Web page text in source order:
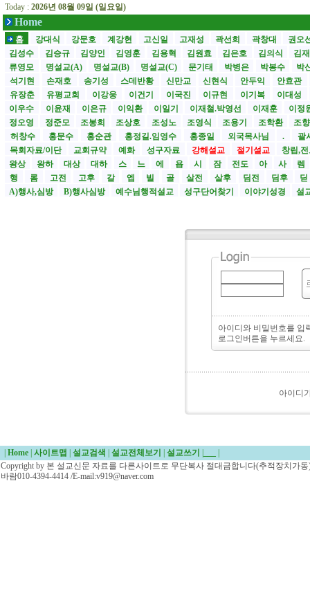
Today : 2026년 08월 09일 (일요일)
Home
홈 강대식 강문호 계강현 고신일 고재성 곽선희 곽창대
권오
김성수
김승규 김양인 김영훈 김용혁 김원효 김은호 김의식
김
류영모
명설교(A) 명설교(B) 명설교(C) 문기태 박병은 박봉수
박
석기현
손재호 송기성 스데반황 신만교 신현식 안두익
안효관
유장춘
유평교회 이강웅 이건기 이국진 이규현 이기복
이대성
이우수
이윤재 이은규 이익환 이일기 이재철.박영선 이재훈
이정
정오영
정준모 조봉희 조상호 조성노 조영식 조용기 조학환
조
허창수
홍문수 홍순관 홍정길.임영수 홍종일 외국목사님 .
괄
목회자료/이단
교회규약 예화 성구자료 강해설교 절기설교
창립,
왕상
왕하 대상 대하 스 느 에 욥 시 잠 전도 아 사
렘
행
롬 고전 고후 갈 엡 빌 골 살전 살후 딤전 딤후
딛
A)행사,심방
B)행사심방 예수님행적설교 성구단어찾기 이야기성경 설
아이디와 비밀번호를 입
로그인버튼을 누르세요.
아이디
Home 사이트맵 설교검색 설교전체보기 설교쓰기
Copyright by 본 설교신문 자료를 다른사이트로 무단복사 절대금합니다(추적장치가
바람010-4394-4414 /E-mail:v919@naver.com